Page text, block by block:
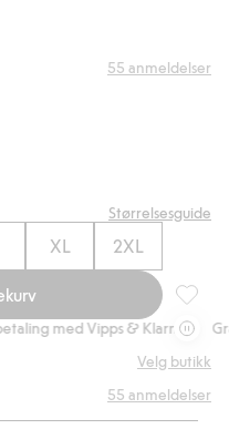
55 anmeldelser
Størrelsesguide
XL 2XL
med Vipps & Klarna
Velg butikk
55 anmeldelser